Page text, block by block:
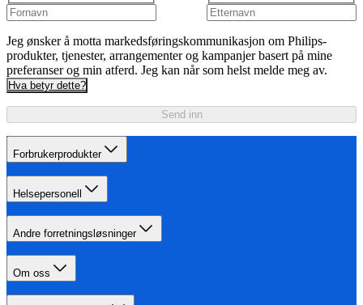
Jeg ønsker å motta markedsføringskommunikasjon om Philips-
produkter, tjenester, arrangementer og kampanjer basert på mine
preferanser og min atferd. Jeg kan når som helst melde meg av.
Hva betyr dette?
Send inn
Forbrukerprodukter
Helsepersonell
Andre forretningsløsninger
Om oss